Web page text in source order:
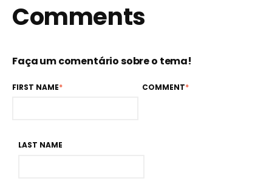
Comments
Faça um comentário sobre o tema!
FIRST NAME*
LAST NAME
COMMENT*